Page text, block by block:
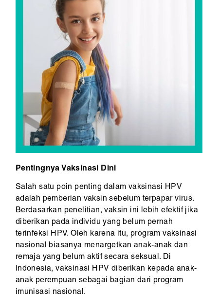
Pentingnya Vaksinasi Dini
Salah satu poin penting dalam vaksinasi HPV
adalah pemberian vaksin sebelum terpapar virus.
Berdasarkan penelitian, vaksin ini lebih efektif jika
diberikan pada individu yang belum pernah
terinfeksi HPV. Oleh karena itu, program vaksinasi
nasional biasanya menargetkan anak-anak dan
remaja yang belum aktif secara seksual. Di
Indonesia, vaksinasi HPV diberikan kepada anak-
anak perempuan sebagai bagian dari program
imunisasi nasional.